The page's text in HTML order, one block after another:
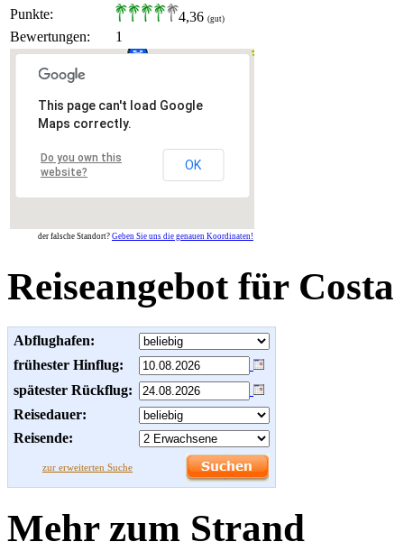
Punkte:
4,36 (gut)
Bewertungen: 1
This page can't load Google
Maps correctly.
Do you own this
website?
OK
der falsche Standort? Geben Sie uns die genauen Koordinaten!
Reiseangebot für Costa
Abflughafen:
frühester Hinflug:
spätester Rückflug:
Reisedauer:
Reisende:
zur erweiterten Suche
Mehr zum Strand